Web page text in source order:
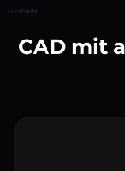
Startseite
CAD mit